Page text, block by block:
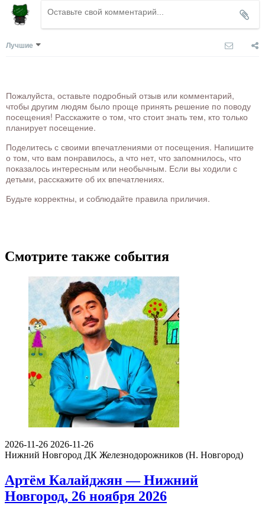
Лучшие
Пожалуйста, оставьте подробный отзыв или комментарий,
чтобы другим людям было проще принять решение по поводу
посещения! Расскажите о том, что стоит знать тем, кто только
планирует посещение.
Поделитесь с своими впечатлениями от посещения. Напишите
о том, что вам понравилось, а что нет, что запомнилось, что
показалось интересным или необычным. Если вы ходили с
детьми, расскажите об их впечатлениях.
Будьте корректны, и соблюдайте правила приличия.
Смотрите также события
2026-11-26 2026-11-26
Нижний Новгород ДК Железнодорожников (Н. Новгород)
Артём Калайджян — Нижний
Новгород, 26 ноября 2026